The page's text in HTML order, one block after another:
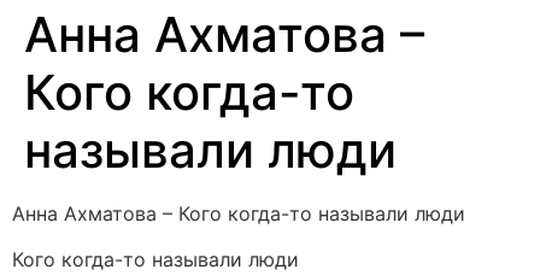
Анна Ахматова –
Кого когда-то
называли люди
Анна Ахматова – Кого когда-то называли люди
Кого когда-то называли люди